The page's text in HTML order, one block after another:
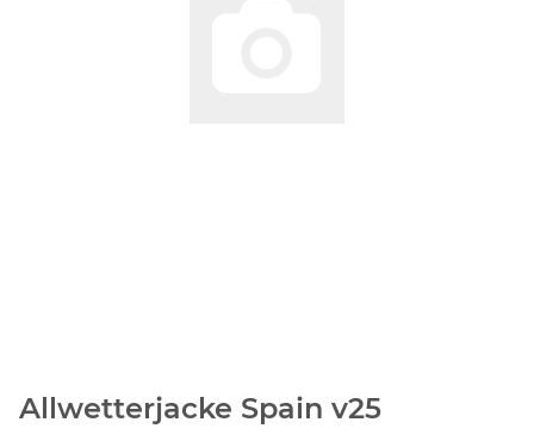
Allwetterjacke Spain v25